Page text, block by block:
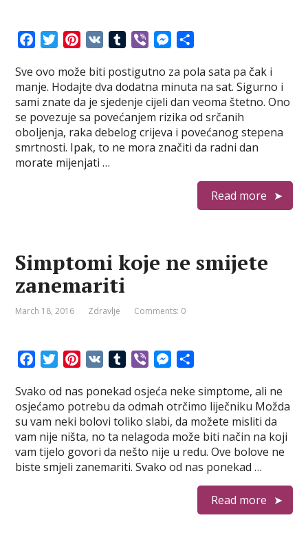
c
e
b
o
o
k
T
i
t
t
e
r
n
t
e
r
e
s
m
b
l
r
b
e
r
M
s
s
e
n
g
a
r
e
Sve ovo može biti postigutno za pola sata pa čak i
manje. Hodajte dva dodatna minuta na sat. Sigurno i
sami znate da je sjedenje cijeli dan veoma štetno. Ono
se povezuje sa povećanjem rizika od srčanih
oboljenja, raka debelog crijeva i povećanog stepena
smrtnosti. Ipak, to ne mora značiti da radni dan
morate mijenjati …
Read more
Simptomi koje ne smijete
zanemariti
March 18, 2016 Zdravlje Comments: 0
c
e
b
o
o
T
i
t
t
e
r
n
t
e
r
e
m
b
l
r
b
e
r
M
s
s
e
n
g
a
r
e
Svako od nas ponekad osjeća neke simptome, ali ne
osjećamo potrebu da odmah otrčimo liječniku Možda
su vam neki bolovi toliko slabi, da možete misliti da
vam nije ništa, no ta nelagoda može biti način na koji
vam tijelo govori da nešto nije u redu. Ove bolove ne
biste smjeli zanemariti. Svako od nas ponekad …
Read more